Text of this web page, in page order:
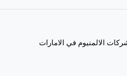
الالمنيوم في الامارات